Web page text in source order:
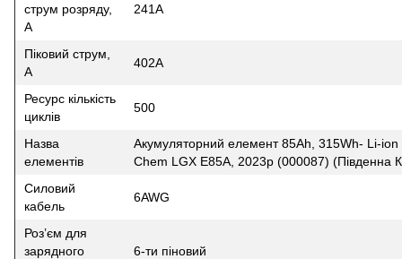
струм розряду,
A
241A
Піковий струм,
A
402A
Ресурс кількість
циклів
500
Назва
елементів
Акумуляторний елемент 85Ah, 315Wh- Li-ion
Chem LGX E85A, 2023р (000087) (Південна
Силовий
кабель
6AWG
Роз’єм для
зарядного
6-ти піновий